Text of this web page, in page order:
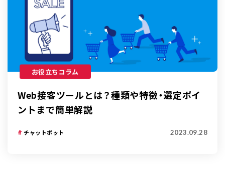
お役立ちコラム
Web接客ツールとは？種類や特徴・選定ポイ
ントまで簡単解説
チャットボット 2023.09.28